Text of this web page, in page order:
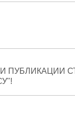
ПУБЛИКАЦИИ